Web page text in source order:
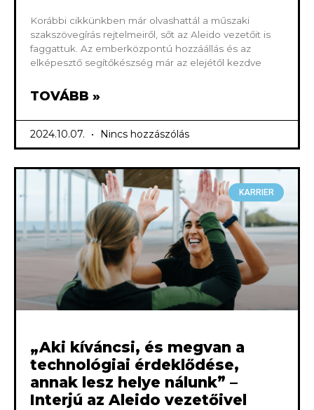
Korábbi cikkünkben már olvashattál a műszaki
szakszövegírás rejtelmeiről, sőt az Aleido vezetőit is
faggattuk. Az emberközpontú hozzáállás és az
elképesztő segítőkészség már az elejétől kezdve
TOVÁBB »
2024.10.07. Nincs hozzászólás
KARRIER
„Aki kíváncsi, és megvan a
technológiai érdeklődése,
annak lesz helye nálunk” –
Interjú az Aleido vezetőivel